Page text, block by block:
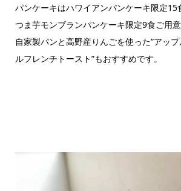
パンケーキはハワイアンパンケーキ限定15
つま芋モンブランパンケーキ限定9食ご用意
自家製パンと高野産りんごを使った”アッ
ルフレンチトースト”もおすすめです。